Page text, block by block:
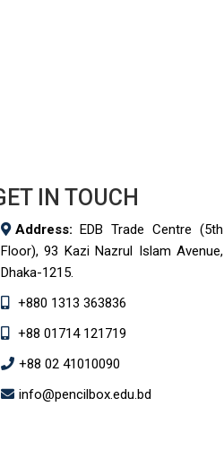
IN TOUCH
Address: EDB Trade Centre (5th
Floor), 93 Kazi Nazrul Islam Avenue,
Dhaka-1215.
+880 1313 363836
+88 01714 121719
+88 02 41010090
info@pencilbox.edu.bd